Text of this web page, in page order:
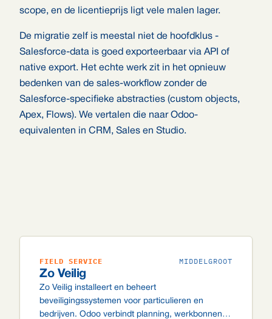
scope, en de licentieprijs ligt vele malen lager.
De migratie zelf is meestal niet de hoofdklus -
Salesforce-data is goed exporteerbaar via API of
native export. Het echte werk zit in het opnieuw
bedenken van de sales-workflow zonder de
Salesforce-specifieke abstracties (custom objects,
Apex, Flows). We vertalen die naar Odoo-
equivalenten in CRM, Sales en Studio.
FIELD SERVICE MIDDELGROOT
Zo Veilig
Zo Veilig installeert en beheert
beveiligingssystemen voor particulieren en
bedrijven. Odoo verbindt planning, werkbonnen,